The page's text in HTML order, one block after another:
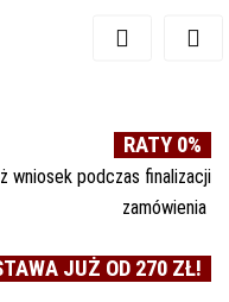
Zarejestruj się
RATY 0%
wniosek podczas finalizacji
zamówienia
JUŻ OD 270 ZŁ!